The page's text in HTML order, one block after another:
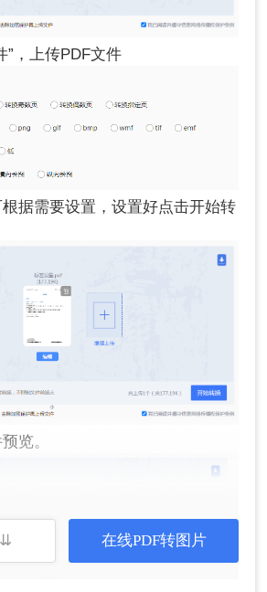
”，上传PDF文件
据需要设置，设置好点击开始转
览。
在线PDF转图片